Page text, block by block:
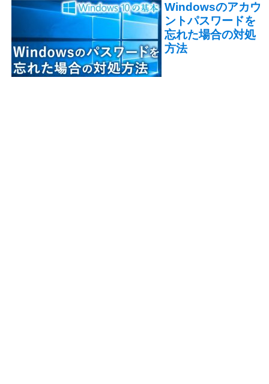
Windowsのアカウ
ントパスワードを
忘れた場合の対処
方法